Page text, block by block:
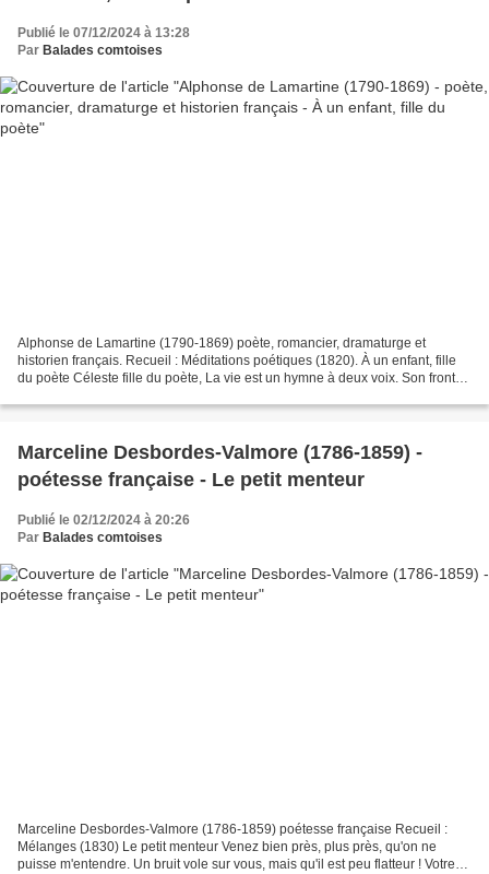
Publié le 07/12/2024 à 13:28
Par Balades comtoises
Alphonse de Lamartine (1790-1869) poète, romancier, dramaturge et
historien français. Recueil : Méditations poétiques (1820). À un enfant, fille
du poète Céleste fille du poète, La vie est un hymne à deux voix. Son front
Marceline Desbordes-Valmore (1786-1859) -
poétesse française - Le petit menteur
Publié le 02/12/2024 à 20:26
Par Balades comtoises
Marceline Desbordes-Valmore (1786-1859) poétesse française Recueil :
Mélanges (1830) Le petit menteur Venez bien près, plus près, qu'on ne
puisse m'entendre. Un bruit vole sur vous, mais qu'il est peu flatteur ! Votre